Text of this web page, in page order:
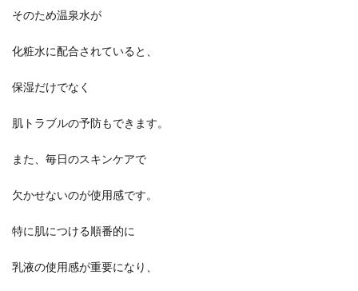
そのため温泉水が
化粧水に配合されていると、
保湿だけでなく
肌トラブルの予防もできます。
また、毎日のスキンケアで
欠かせないのが使用感です。
特に肌につける順番的に
乳液の使用感が重要になり、